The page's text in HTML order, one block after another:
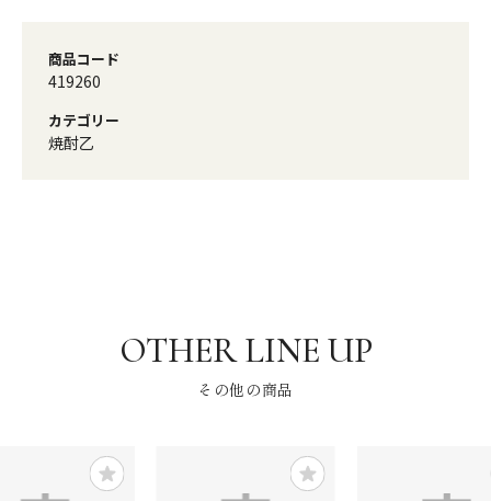
商品コード
419260
カテゴリー
焼酎乙
その他の商品